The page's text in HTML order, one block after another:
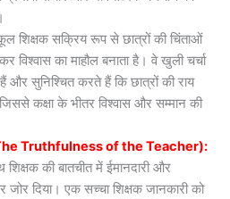
शिक्षक सक्रिय रूप से छात्रों की चिंताओं
का माहौल बनाता है। वे खुली चर्चा
और सुनिश्चित करते हैं कि छात्रों की राय
कक्षा के भीतर विश्वास और सम्मान की
(The Truthfulness of the Teacher):
की बातचीत में ईमानदारी और
जोर दिया। एक सच्चा शिक्षक जानकारी को